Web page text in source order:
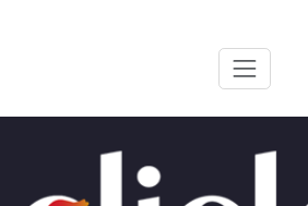
ClickerAcademie